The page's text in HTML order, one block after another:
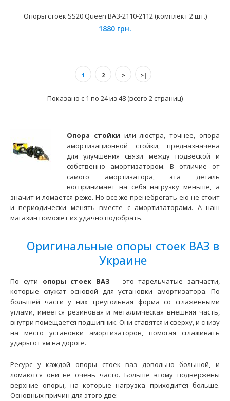
Применение на автомобилях семейства ВАЗ-2108, 2109,
Опоры стоек SS20 Classic Мастер ВАЗ-2110-2112
(комплект 2 шт.)
Применение на автомобилях семейства ВАЗ-2110, 2111,
2112 и их модификаций. Преимущества передн..
Опоры стоек SS20 Queen ВАЗ-2110-2112 (комплект 2 шт.)
1880 грн.
1 2 > >|
Показано с 1 по 24 из 48 (всего 2 страниц)
Опора стойки или люстра, точнее, опора
амортизационной стойки, предназначена
для улучшения связи между подвеской и
собственно амортизатором. В отличие от
самого амортизатора, эта деталь
воспринимает на себя нагрузку меньше, а
значит и ломается реже. Но все же пренебрегать ею не стоит
и периодически менять вместе с амортизаторами. А наш
магазин поможет их удачно подобрать.
Оригинальные опоры стоек ВАЗ в
Украине
По сути опоры стоек ВАЗ – это тарельчатые запчасти,
которые служат основой для установки амортизатора. По
большей части у них треугольная форма со сглаженными
углами, имеется резиновая и металлическая внешняя часть,
внутри помещается подшипник. Они ставятся и сверху, и снизу
на место установки амортизаторов, помогая сглаживать
удары от ям на дороге.
Ресурс у каждой опоры стоек ваз довольно большой, и
ломаются они не очень часто. Больше этому подвержены
верхние опоры, на которые нагрузка приходится больше.
Основных причин для этого две: